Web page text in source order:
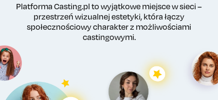
Platforma Casting.pl to wyjątkowe miejsce w sieci –
przestrzeń wizualnej estetyki, która łączy
społecznościowy charakter z możliwościami
castingowymi.